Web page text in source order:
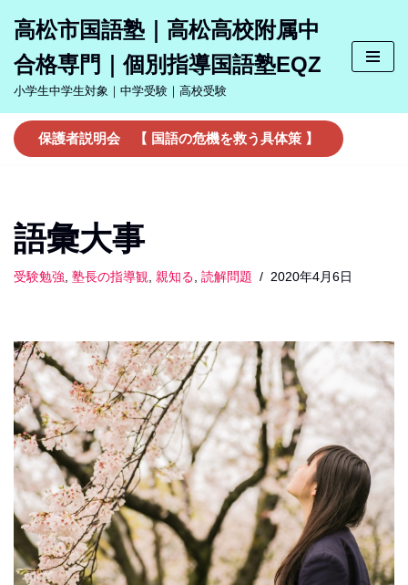
ン
テ
ン
ツ
へ
ッ
プ
高松市国語塾｜高松高校附属中
合格専門｜個別指導国語塾EQZ
小学生中学生対象｜中学受験｜高校受験
保護者説明会 【 国語の危機を救う具体策 】
語彙大事
受験勉強, 塾長の指導観, 親知る, 読解問題 2020年4月6日